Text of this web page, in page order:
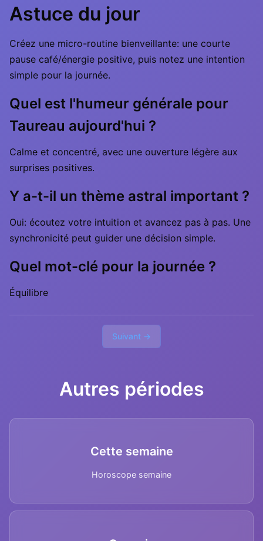
Astuce du jour
Créez une micro-routine bienveillante: une courte
pause café/énergie positive, puis notez une intention
simple pour la journée.
Quel est l'humeur générale pour
Taureau aujourd'hui ?
Calme et concentré, avec une ouverture légère aux
surprises positives.
Y a-t-il un thème astral important ?
Oui: écoutez votre intuition et avancez pas à pas. Une
synchronicité peut guider une décision simple.
Quel mot-clé pour la journée ?
Équilibre
Suivant →
Autres périodes
Cette semaine
Horoscope semaine